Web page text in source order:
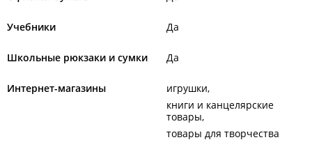
Игрушки.
Учебники Да
Школьные рюкзаки и сумки Да
Интернет-магазины
игрушки
книги и канцелярские
товары
товары для творчества